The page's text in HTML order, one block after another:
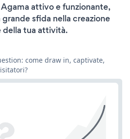
attivo e funzionante,
sfida nella creazione
della tua attività.
come draw in, captivate,